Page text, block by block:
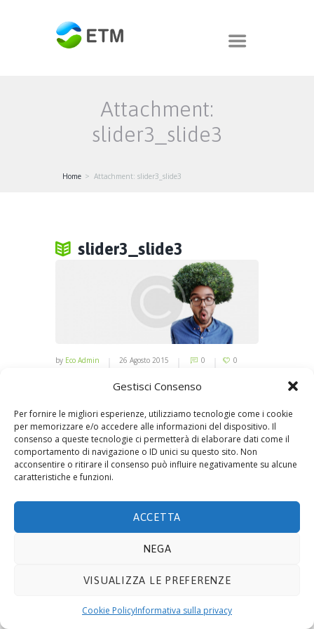
Gestisci Consenso
Per fornire le migliori esperienze, utilizziamo tecnologie come i cookie
per memorizzare e/o accedere alle informazioni del dispositivo. Il
consenso a queste tecnologie ci permetterà di elaborare dati come il
comportamento di navigazione o ID unici su questo sito. Non
acconsentire o ritirare il consenso può influire negativamente su alcune
caratteristiche e funzioni.
ACCETTA
NEGA
VISUALIZZA LE PREFERENZE
Cookie PolicyInformativa sulla privacy
Attachment:
slider3_slide3
Home Attachment: slider3_slide3
slider3_slide3
by Eco Admin 26 Agosto 2015 0 0
No image description ...
© 2019 ECOTECNOLOGIE MIETTO SRL -Via Adda
10, 20021 BOLLATE (MI)